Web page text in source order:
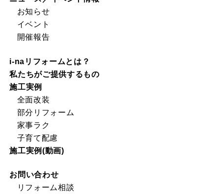
お知らせ
イベント
開催報告
i-naリフォームとは？
私たちがご提供するもの
施工実例
全面改装
部分リフォーム
家事ラク
子育て配慮
施工実例(動画)
お問い合わせ
リフォーム相談